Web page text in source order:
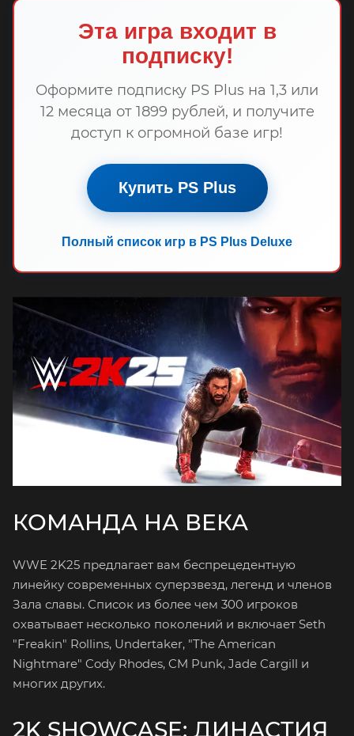
Эта игра входит в
подписку!
Оформите подписку PS Plus на 1,3 или
12 месяца от 1899 рублей, и получите
доступ к огромной базе игр!
Купить PS Plus
Полный список игр в PS Plus Deluxe
КОМАНДА НА ВЕКА
WWE 2K25 предлагает вам беспрецедентную
линейку современных суперзвезд, легенд и членов
Зала славы. Список из более чем 300 игроков
охватывает несколько поколений и включает Seth
"Freakin" Rollins, Undertaker, "The American
Nightmare" Cody Rhodes, CM Punk, Jade Cargill и
многих других.
2K SHOWCASE: ДИНАСТИЯ